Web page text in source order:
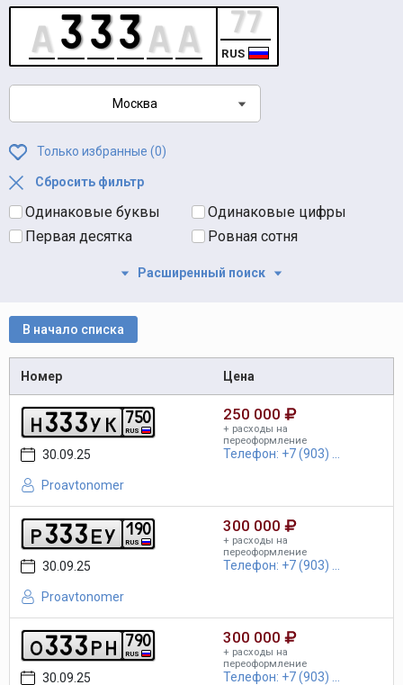
RUS
Москва
Только избранные (0)
Сбросить фильтр
Одинаковые буквы
Одинаковые цифры
Первая десятка
Ровная сотня
Расширенный поиск
В начало списка
Номер Цена
h333y k RUS
750
30.09.25
Proavtonomer
250 000
+ расходы на
переоформление
Телефон: +7 (903) ...
p333ey RUS
190
30.09.25
Proavtonomer
300 000
+ расходы на
переоформление
Телефон: +7 (903) ...
o333p h RUS
790
30.09.25
300 000
+ расходы на
переоформление
Телефон: +7 (903) ...